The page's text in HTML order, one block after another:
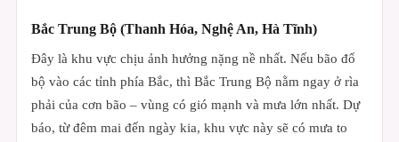
Bắc Trung Bộ (Thanh Hóa, Nghệ An, Hà Tĩnh)
Đây là khu vực chịu ảnh hưởng nặng nề nhất. Nếu bão đổ
bộ vào các tỉnh phía Bắc, thì Bắc Trung Bộ nằm ngay ở rìa
phải của cơn bão – vùng có gió mạnh và mưa lớn nhất. Dự
báo, từ đêm mai đến ngày kia, khu vực này sẽ có mưa to